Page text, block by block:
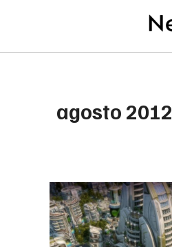
agosto 2012